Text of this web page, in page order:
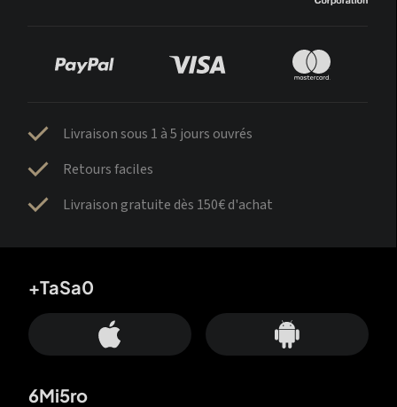
Livraison sous 1 à 5 jours ouvrés
Retours faciles
Livraison gratuite dès 150€ d'achat
+TaSa0
6Mi5ro